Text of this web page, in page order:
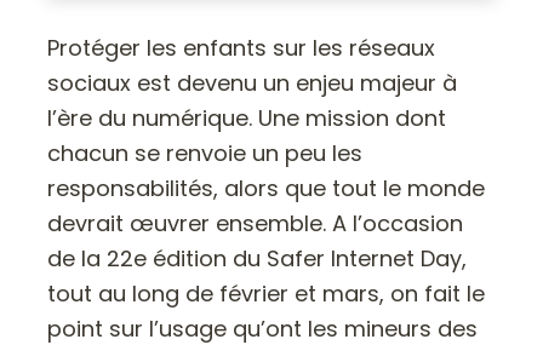
Protéger les enfants sur les réseaux
sociaux est devenu un enjeu majeur à
l’ère du numérique. Une mission dont
chacun se renvoie un peu les
responsabilités, alors que tout le monde
devrait œuvrer ensemble. A l’occasion
de la 22e édition du Safer Internet Day,
tout au long de février et mars, on fait le
point sur l’usage qu’ont les mineurs des